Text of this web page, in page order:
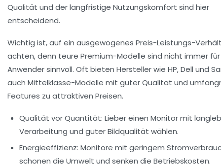
Qualität und der langfristige Nutzungskomfort sind hier
entscheidend.
Wichtig ist, auf ein ausgewogenes Preis-Leistungs-
achten, denn teure Premium-Modelle sind nicht immer
Anwender sinnvoll. Oft bieten Hersteller wie HP, Dell und
auch Mittelklasse-Modelle mit guter Qualität und
Features zu attraktiven Preisen.
Qualität vor Quantität: Lieber einen Monitor mit
Verarbeitung und guter Bildqualität wählen.
Energieeffizienz: Monitore mit geringem
schonen die Umwelt und senken die Betriebskosten.